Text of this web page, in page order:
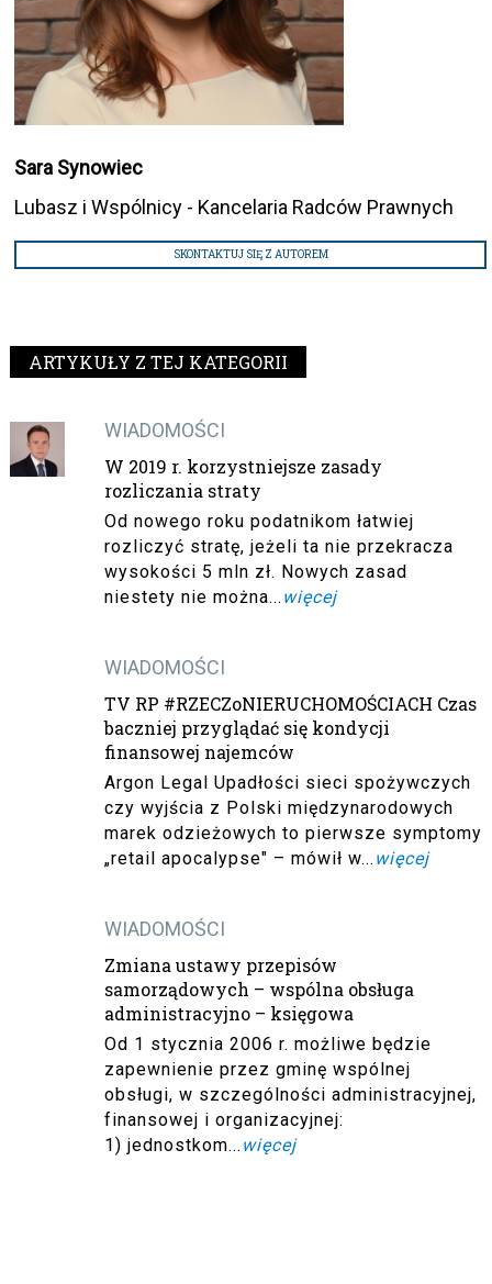
Sara Synowiec
Lubasz i Wspólnicy - Kancelaria Radców Prawnych
SKONTAKTUJ SIĘ Z AUTOREM
ARTYKUŁY Z TEJ KATEGORII
WIADOMOŚCI
W 2019 r. korzystniejsze zasady
rozliczania straty
Od nowego roku podatnikom łatwiej
rozliczyć stratę, jeżeli ta nie przekracza
wysokości 5 mln zł. Nowych zasad
niestety nie można... więcej
WIADOMOŚCI
TV RP #RZECZoNIERUCHOMOŚCIACH Czas
baczniej przyglądać się kondycji
finansowej najemców
Argon Legal Upadłości sieci spożywczych
czy wyjścia z Polski międzynarodowych
marek odzieżowych to pierwsze symptomy
„retail apocalypse" – mówił w... więcej
WIADOMOŚCI
Zmiana ustawy przepisów
samorządowych – wspólna obsługa
administracyjno – księgowa
Od 1 stycznia 2006 r. możliwe będzie
zapewnienie przez gminę wspólnej
obsługi, w szczególności administracyjnej,
finansowej i organizacyjnej:
1) jednostkom... więcej